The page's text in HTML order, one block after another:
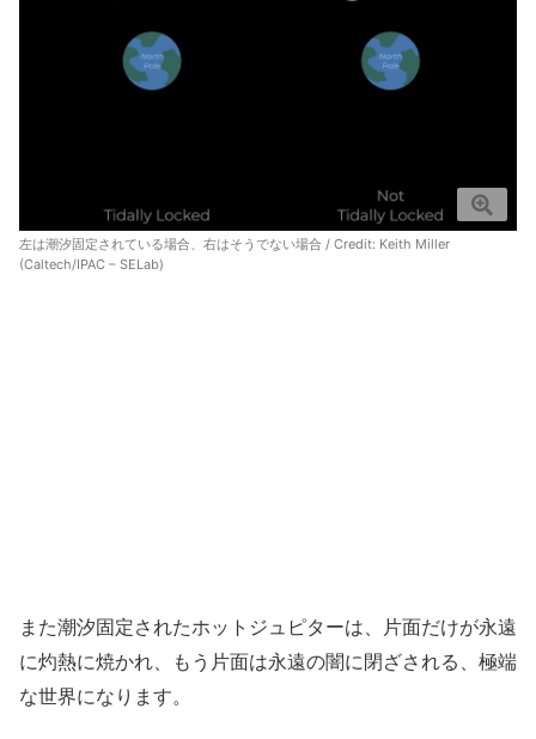
左は潮汐固定されている場合、右はそうでない場合 / Credit: Keith Miller
(Caltech/IPAC – SELab)
また潮汐固定されたホットジュピターは、片面だけが永遠
に灼熱に焼かれ、もう片面は永遠の闇に閉ざされる、極端
な世界になります。